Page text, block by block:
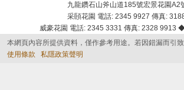
九龍鑽石山斧山道185號宏景花園
采頣花園 電話: 2345 9927 傳真:
威豪花園 電話: 2345 3331 傳真: 2328 9913
本網頁內容所提供資料，僅作參考用途。若因錯漏而引
使用條款
私隱政策聲明